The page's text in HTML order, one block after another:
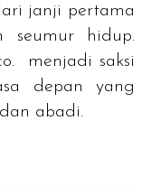
janji pertama
seumur hidup.
menjadi saksi
depan yang
abadi.